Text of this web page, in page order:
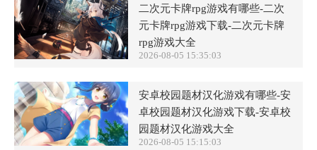
二次元卡牌rpg游戏有哪些-二次
元卡牌rpg游戏下载-二次元卡牌
rpg游戏大全
2026-08-05 15:35:03
安卓校园题材汉化游戏有哪些-安
卓校园题材汉化游戏下载-安卓校
园题材汉化游戏大全
2026-08-05 15:15:03